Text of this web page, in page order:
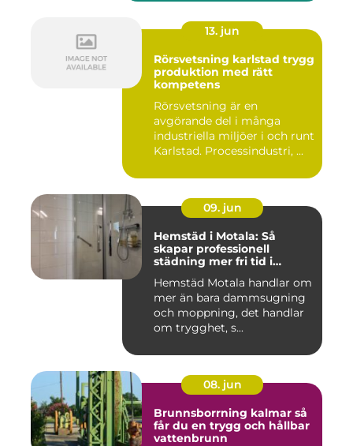
13. jun
Rörsvetsning karlstad trygg
produktion med rätt
kompetens
Rörsvetsning är en
avgörande del i många
industriella miljöer i och runt
Karlstad. Processindustri, ...
09. jun
Hemstäd i Motala: Så
skapar professionell
städning mer fri tid i
Hemstäd Motala handlar om
mer än bara dammsugning
och moppning, det handlar
om trygghet, s...
08. jun
Brunnsborrning kalmar så
får du en trygg och hållbar
vattenbrunn